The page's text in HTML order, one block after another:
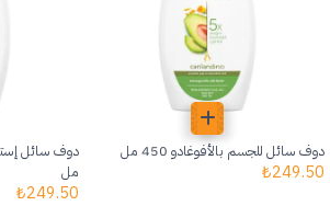
دوف سائل للجسم بالأفوغادو 450 مل
249.50
₺
مل
249.50
₺